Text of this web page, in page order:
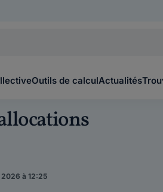
Outils de calculActualités
2026 à 12:25